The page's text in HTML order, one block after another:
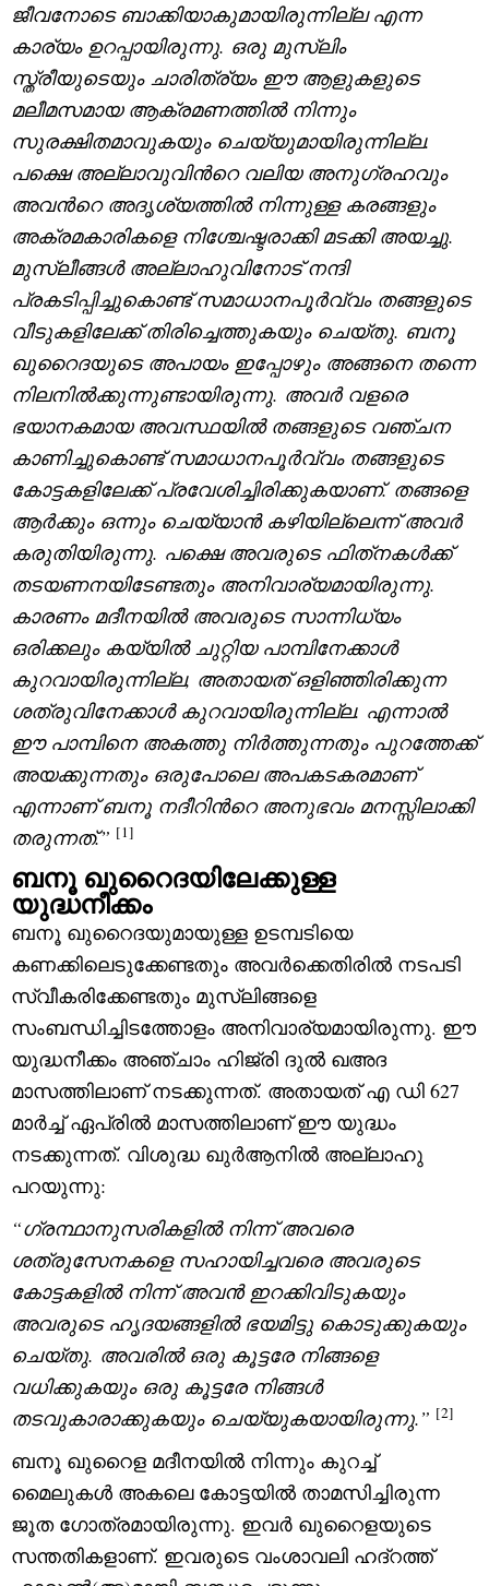
ജീവനോടെ ബാക്കിയാകുമായിരുന്നില്ല എന്ന
കാര്യം ഉറപ്പായിരുന്നു. ഒരു മുസ്‌ലിം
സ്ത്രീയുടെയും ചാരിത്ര്യം ഈ ആളുകളുടെ
മലീമസമായ ആക്രമണത്തിൽ നിന്നും
സുരക്ഷിതമാവുകയും ചെയ്യുമായിരുന്നില്ല.
പക്ഷെ അല്ലാവുവിന്‍റെ വലിയ അനുഗ്രഹവും
അവന്‍റെ അദൃശ്യത്തിൽ നിന്നുള്ള കരങ്ങളും
അക്രമകാരികളെ നിശ്ചേഷ്ടരാക്കി മടക്കി അയച്ചു.
മുസ്ലീങ്ങൾ അല്ലാഹുവിനോട് നന്ദി
പ്രകടിപ്പിച്ചുകൊണ്ട് സമാധാനപൂർവ്വം തങ്ങളുടെ
വീടുകളിലേക്ക് തിരിച്ചെത്തുകയും ചെയ്തു. ബനൂ
ഖുറൈദയുടെ അപായം ഇപ്പോഴും അങ്ങനെ തന്നെ
നിലനിൽക്കുന്നുണ്ടായിരുന്നു. അവർ വളരെ
ഭയാനകമായ അവസ്ഥയിൽ തങ്ങളുടെ വഞ്ചന
കാണിച്ചുകൊണ്ട് സമാധാനപൂർവ്വം തങ്ങളുടെ
കോട്ടകളിലേക്ക് പ്രവേശിച്ചിരിക്കുകയാണ്. തങ്ങളെ
ആർക്കും ഒന്നും ചെയ്യാൻ കഴിയില്ലെന്ന് അവർ
കരുതിയിരുന്നു. പക്ഷെ അവരുടെ ഫിത്‌നകള്‍ക്ക്
തടയണനയിടേണ്ടതും അനിവാര്യമായിരുന്നു.
കാരണം മദീനയിൽ അവരുടെ സാന്നിധ്യം
ഒരിക്കലും കയ്യിൽ ചുറ്റിയ പാമ്പിനേക്കാൾ
കുറവായിരുന്നില്ല, അതായത് ഒളിഞ്ഞിരിക്കുന്ന
ശത്രുവിനേക്കാൾ കുറവായിരുന്നില്ല. എന്നാൽ
ഈ പാമ്പിനെ അകത്തു നിർത്തുന്നതും പുറത്തേക്ക്
അയക്കുന്നതും ഒരുപോലെ അപകടകരമാണ്
എന്നാണ് ബനൂ നദീറിന്‍റെ അനുഭവം മനസ്സിലാക്കി
തരുന്നത്.” [1]
ബനൂ ഖുറൈദയിലേക്കുള്ള
യുദ്ധനീക്കം
ബനൂ ഖുറൈദയുമായുള്ള ഉടമ്പടിയെ
കണക്കിലെടുക്കേണ്ടതും അവർക്കെതിരിൽ നടപടി
സ്വീകരിക്കേണ്ടതും മുസ്‌ലിങ്ങളെ
സംബന്ധിച്ചിടത്തോളം അനിവാര്യമായിരുന്നു. ഈ
യുദ്ധനീക്കം അഞ്ചാം ഹിജ്‌രി ദുൽ ഖഅദ
മാസത്തിലാണ് നടക്കുന്നത്. അതായത് എ ഡി 627
മാർച്ച് ഏപ്രിൽ മാസത്തിലാണ് ഈ യുദ്ധം
നടക്കുന്നത്. വിശുദ്ധ ഖുർആനിൽ അല്ലാഹു
പറയുന്നു:
“ഗ്രന്ഥാനുസരികളിൽ നിന്ന് അവരെ
ശത്രുസേനകളെ സഹായിച്ചവരെ അവരുടെ
കോട്ടകളിൽ നിന്ന് അവൻ ഇറക്കിവിടുകയും
അവരുടെ ഹൃദയങ്ങളിൽ ഭയമിട്ടു കൊടുക്കുകയും
ചെയ്തു. അവരിൽ ഒരു കൂട്ടരേ നിങ്ങളെ
വധിക്കുകയും ഒരു കൂട്ടരേ നിങ്ങൾ
തടവുകാരാക്കുകയും ചെയ്യുകയായിരുന്നു.” [2]
ബനൂ ഖുറൈള മദീനയിൽ നിന്നും കുറച്ച്
മൈലുകൾ അകലെ കോട്ടയിൽ താമസിച്ചിരുന്ന
ജൂത ഗോത്രമായിരുന്നു. ഇവർ ഖുറൈളയുടെ
സന്തതികളാണ്. ഇവരുടെ വംശാവലി ഹദ്റത്ത്